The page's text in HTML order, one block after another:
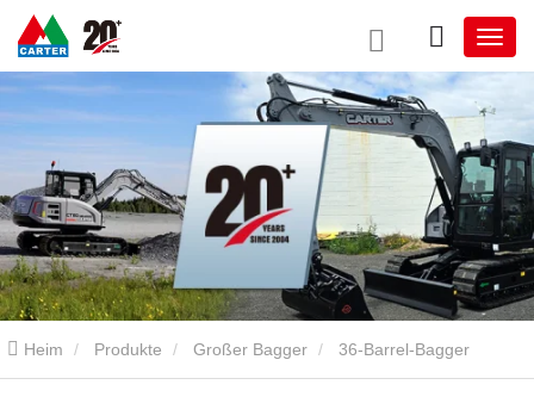
Heim Produkte Großer Bagger 36-Barrel-Bagger